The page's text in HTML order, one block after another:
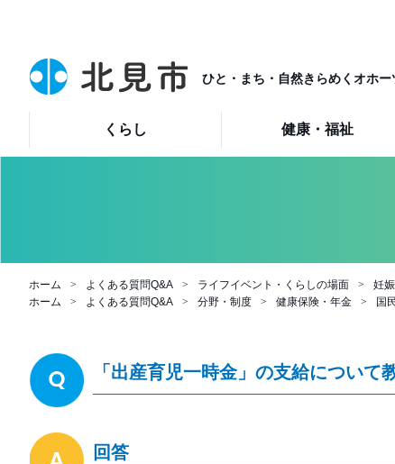
ひと・まち・自然きらめくオホ
くらし 健康・福祉
ホーム よくある質問Q&A ライフイベント・くらしの場面 妊
ホーム
よくある質問Q&A 分野・制度 健康保険・年金 国
「出産育児一時金」の支給について
回答